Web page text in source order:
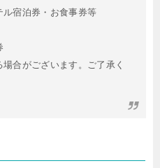
ル宿泊券・お食事券等
合がございます。ご了承く